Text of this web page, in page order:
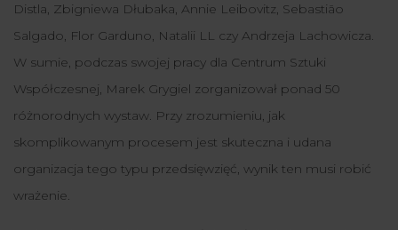
Distla, Zbigniewa Dłubaka, Annie Leibovitz, Sebastião
Salgado, Flor Garduno, Natalii LL czy Andrzeja Lachowicza.
W sumie, podczas swojej pracy dla Centrum Sztuki
Współczesnej, Marek Grygiel zorganizował ponad 50
różnorodnych wystaw. Przy zrozumieniu, jak
skomplikowanym procesem jest skuteczna i udana
organizacja tego typu przedsięwzięć, wynik ten musi robić
wrażenie.